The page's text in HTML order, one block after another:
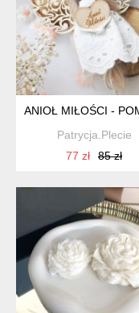
ANIOŁ MIŁOŚCI -
Patrycja.Plecie
77 zł
85 zł